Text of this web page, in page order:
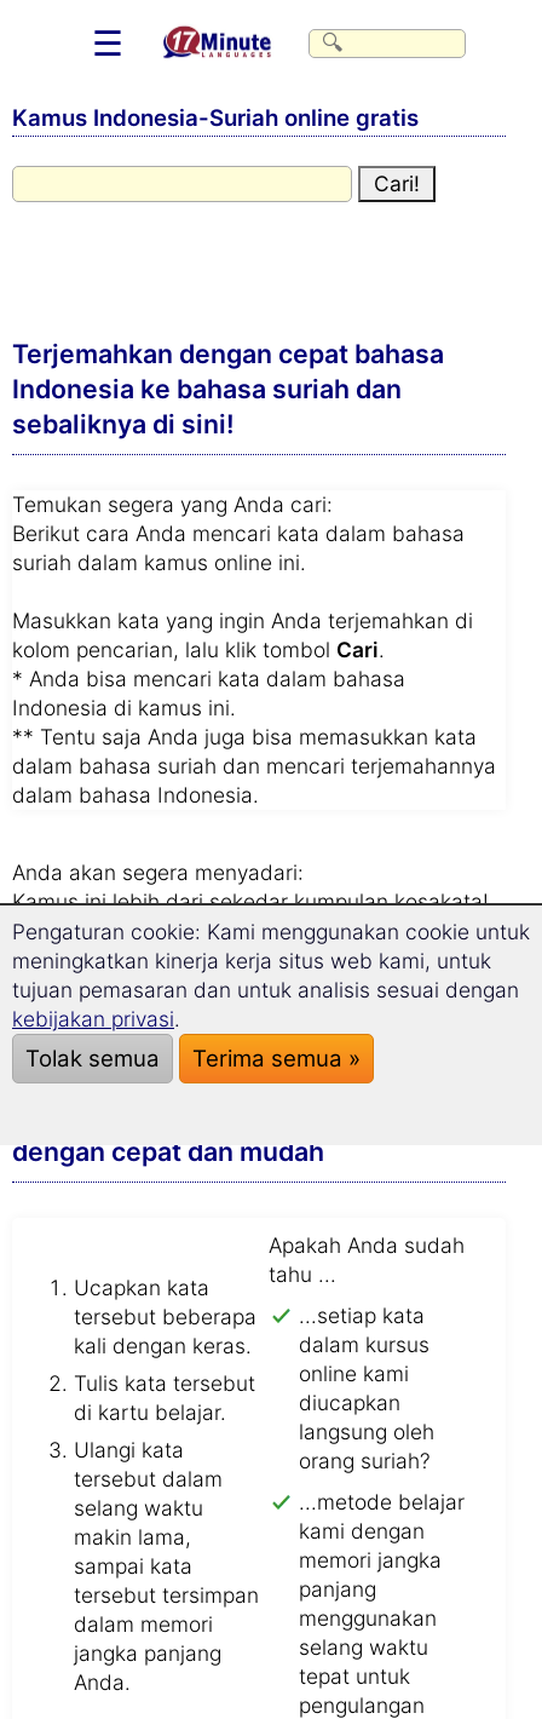
☰
Kamus Indonesia-Suriah online gratis
Terjemahkan dengan cepat bahasa
Indonesia ke bahasa suriah dan
sebaliknya di sini!
Temukan segera yang Anda cari:
Berikut cara Anda mencari kata dalam bahasa
suriah dalam kamus online ini.
Masukkan kata yang ingin Anda terjemahkan di
kolom pencarian, lalu klik tombol Cari.
* Anda bisa mencari kata dalam bahasa
Indonesia di kamus ini.
** Tentu saja Anda juga bisa memasukkan kata
dalam bahasa suriah dan mencari terjemahannya
dalam bahasa Indonesia.
Anda akan segera menyadari:
Kamus ini lebih dari sekedar kumpulan kosakata!
Kami akan sekaligus menampilkan kalimat
lengkap, di mana kata itu digunakan.
Dengan begitu Anda bisa langsung belajar,
bagaimana kata ini dipakai dalam kalimat.
3 Tips terbaik kami:
dengan cepat dan mudah
Ucapkan kata
tersebut beberapa
kali dengan keras.
Tulis kata tersebut
di kartu belajar.
Ulangi kata
tersebut dalam
selang waktu
makin lama,
sampai kata
tersebut tersimpan
dalam memori
jangka panjang
Anda.
Apakah Anda sudah
tahu ...
...setiap kata
dalam kursus
online kami
diucapkan
langsung oleh
orang suriah?
...metode belajar
kami dengan
memori jangka
panjang
menggunakan
selang waktu
tepat untuk
pengulangan
Pengaturan cookie: Kami menggunakan cookie untuk
meningkatkan kinerja kerja situs web kami, untuk
tujuan pemasaran dan untuk analisis sesuai dengan
kebijakan privasi.
Tolak semua Terima semua »